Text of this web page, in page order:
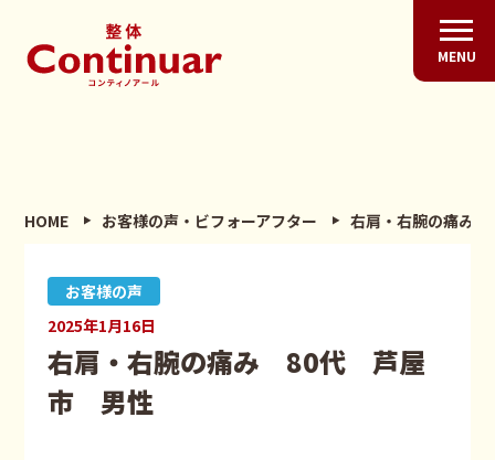
MENU
HOME お客様の声・ビフォーアフター 右肩・右腕の痛
お客様の声
2025年1月16日
右肩・右腕の痛み 80代 芦屋
市 男性